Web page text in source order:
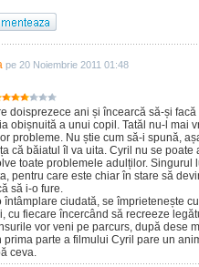
pe 20 Noiembrie 2011 01:48
doisprezece ani și încearcă să-și
obișnuită a unui copil. Tatăl nu-l mai
probleme. Nu știe cum să-i spună,
că băiatul îl va uita. Cyril nu se
toate problemele adulților. Singurul
pentru care este chiar în stare să
să i-o fure.
întâmplare ciudată, se împrietenește
cu fiecare încercând să recreeze
vor veni pe parcurs, după dese
prima parte a filmului Cyril pare un
ceva.